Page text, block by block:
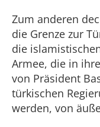
Zum anderen
die Grenze zur
die
Armee, die in
von Präsident
türkischen
werden, von